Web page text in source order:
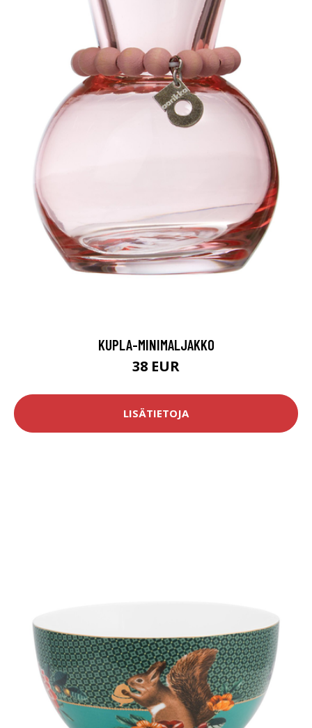
KUPLA-MINIMALJAKKO
38 EUR
LISÄTIETOJA